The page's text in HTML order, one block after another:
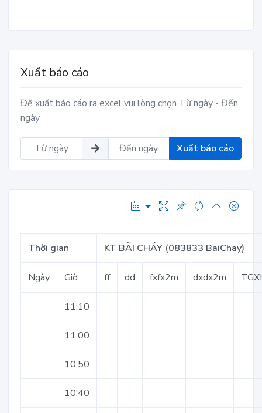
Xuất báo cáo
Để xuất báo cáo ra excel vui lòng chọn Từ ngày - Đến
ngày
Xuất báo cáo
Thời gian KT BÃI CHÁY (083833 BaiChay)
Ngày Giờ ff dd fxfx2m dxdx2m
11:10
11:00
10:50
10:40